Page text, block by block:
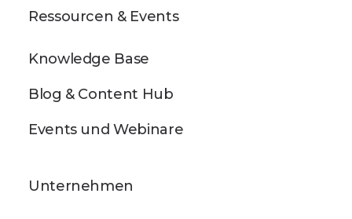
Ressourcen & Events
Knowledge Base
Blog & Content Hub
Events und Webinare
Unternehmen